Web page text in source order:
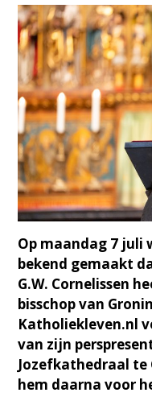
Op maandag 7 juli
bekend gemaakt
G.W. Cornelissen
bisschop van
Katholiekleven.nl
van zijn
Jozefkathedraal
hem daarna voor